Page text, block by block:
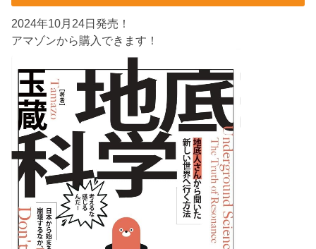
2024年10月24日発売！
アマゾンから購入できます！